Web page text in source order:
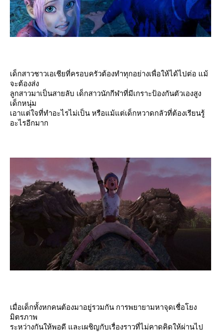
เด็กสาวชาวเอเชียที่ครอบครัวต้องทำทุกอย่างเพื่อให้ได้ไปต่อ แม้
จะต้องส่ง
ลูกสาวมาเป็นสายลับ เด็กสาวนักกีฬาที่มีเกราะป้องกันตัวเองสูง
เด็กหนุ่ม
เอาแต่ใจที่ทำอะไรไม่เป็น หรือแม้แต่เด็กหวาดกลัวที่ต้องเรียนรู้
อะไรอีกมาก
เมื่อเด็กทั้งหกคนต้องมาอยู่รวมกัน การพยายามหาจุดเชื่อโยง
มิตรภาพ
ระหว่างกันให้พอดี และเผชิญกับเรื่องราวที่ไม่คาดคิดให้ผ่านไป